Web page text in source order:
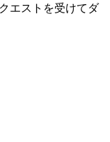
エストを受けてダ